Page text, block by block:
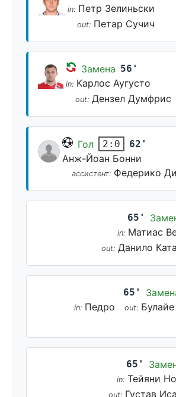
in: Петр Зелиньски
out: Петар Сучич
Замена 56'
in: Карлос Аугусто
out: Дензел Думфрис
Гол 2:0 62'
Анж-Йоан Бонни
ассистент: Федерико
65'
in: Матиас
out: Данило
65'
in: Педро out:
65'
in: Тейяни
out: Густав